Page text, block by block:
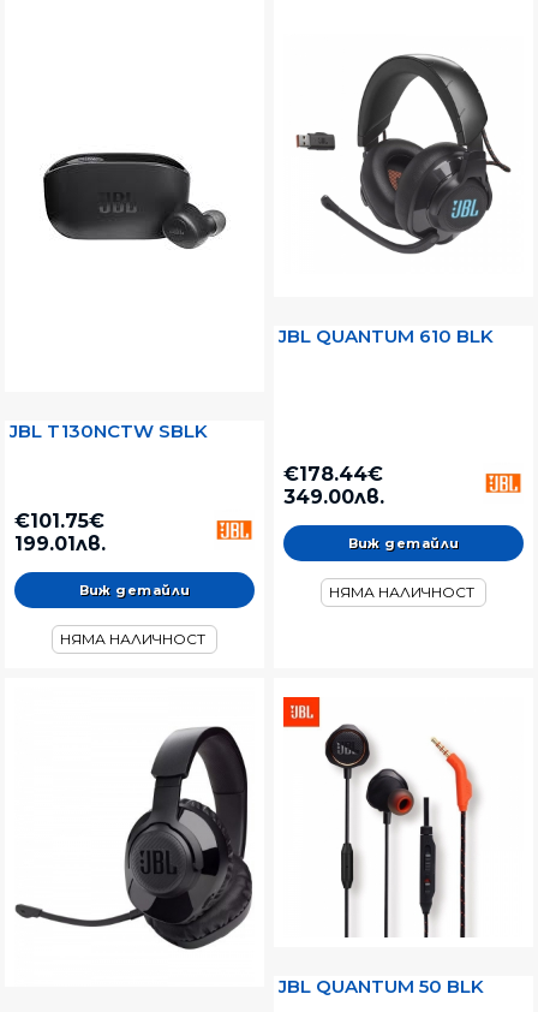
JBL T130NCTW SBLK
€101.75€
199.01лв.
Виж детайли
НЯМА НАЛИЧНОСТ
JBL QUANTUM 610 BLK
€178.44€
349.00лв.
Виж детайли
НЯМА НАЛИЧНОСТ
JBL QUANTUM 50 BLK